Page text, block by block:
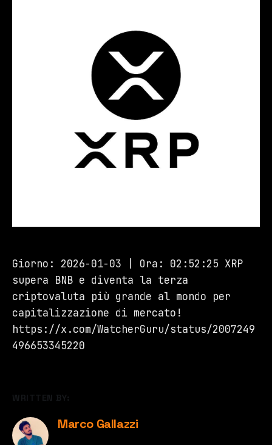
Giorno: 2026-01-03 | Ora: 02:52:25 XRP
supera BNB e diventa la terza
criptovaluta più grande al mondo per
capitalizzazione di mercato!
https://x.com/WatcherGuru/status/2007249
496653345220
WRITTEN BY:
Marco Gallazzi